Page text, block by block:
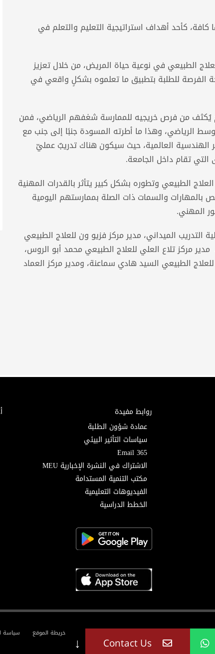
كأحد أهداف استراتيجية التعليم والتعلم في
الطبيعي في نوعية حياة المريض، من خلال تعزيز
الفرصة للطلبة بتطبيق ما تعلموه بشكلٍ واقعي في
يُكثف من فرص خريجيه للممارسة شغفهم الرياضي، فمن
الرياضي، وهذا ما أطرته المسودة جنبًا إلى جنب مع
الهندسية العالمية، حيث سيكون هناك تدريبٌ عمليّ
تقام داخل الجامعة.
الطبيعي وتطوره بشكل كبير يتأثر بالقدرات المهنية
بالمهارات والسمات ذات الصلة بممارستهم اليومية
المهني.
الميداني، مدير مركز فزيو ون للعلاج الطبيعي
مركز تلاع العلي للعلاج الطبيعي محمد أبو الروس،
الطبيعي السيد هادي سماعنة، ومدير مركز العماد
روابط مفيدة
عمادة شؤون الطلبة
سياسات التأثير البيئي
Email 365
الاشتراك في النشرة الإخبارية MEU
مكتب التنمية المستدامة
الفيديوهات التعليمية
الخطط الدراسية
سياسة خريطة الموقع
↓ Contact Us